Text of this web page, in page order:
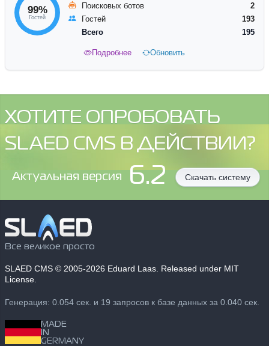
99%
Гостей
Поисковых ботов
2
Гостей
193
Всего
195
Подробнее Обновить
ХОТИТЕ ОПРОБОВАТЬ
SLAED CMS В ДЕЙСТВИИ?
Aктуальная версия 6.2 Скачать систему
Все великое просто
SLAED CMS © 2005-2026 Eduard Laas. Released under MIT
License.
Генерация: 0.054 сек. и 19 запросов к базе данных за 0.040 сек.
MADE
IN
GERMANY